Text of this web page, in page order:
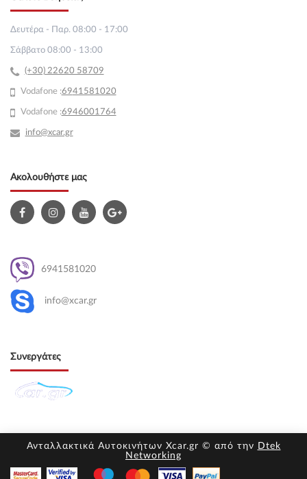
Δευτέρα - Παρ. 08:00 - 17:00
Σάββατο 08:00 - 13:00
(+30) 22620 58709
Vodafone :6941581020
Vodafone :6946001764
info@xcar.gr
Ακολουθήστε μας
6941581020
info@xcar.gr
Συνεργάτες
Ανταλλακτικά Αυτοκινήτων Xcar.gr © από την Dtek
Networking